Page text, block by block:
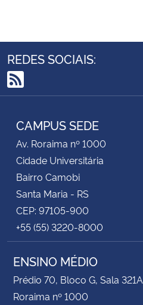
REDES SOCIAIS:
RSS
CAMPUS SEDE
Av. Roraima nº 1000
Cidade Universitária
Bairro Camobi
Santa Maria - RS
CEP: 97105-900
+55 (55) 3220-8000
ENSINO MÉDIO
Prédio 70, Bloco G, Sala 321A
Roraima nº 1000